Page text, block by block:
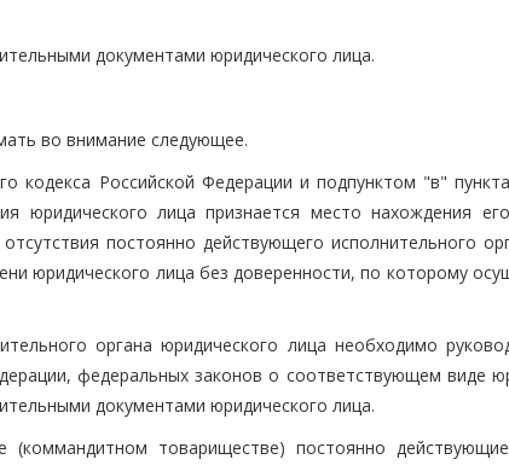
документами юридического лица.
во внимание следующее.
кодекса Российской Федерации и подпунктом "в"
юридического лица признается место нахождения
постоянно действующего исполнительного
юридического лица без доверенности, по которому
органа юридического лица необходимо
федеральных законов о соответствующем виде
документами юридического лица.
товариществе) постоянно